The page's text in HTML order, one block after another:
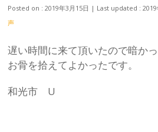
Posted on : 2019年3月15日 Last updated : 2019
声
遅い時間に来て頂いたので暗か
お骨を拾えてよかったです。
和光市 U